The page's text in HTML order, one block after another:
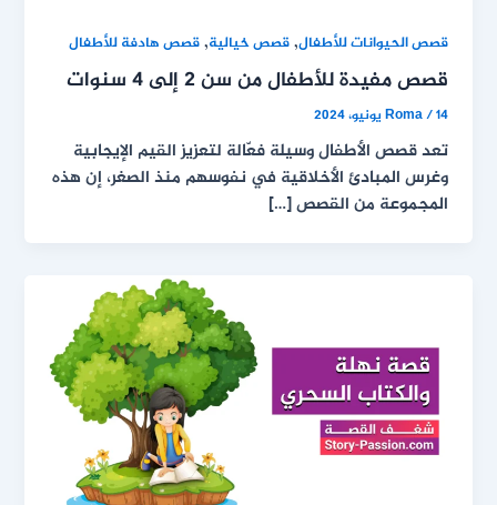
قصص الحيوانات للأطفال,قصص خيالية,قصص هادفة للأطفال
قصص مفيدة للأطفال من سن 2 إلى 4 سنوات
Roma/14 يونيو، 2024
تعد قصص الأطفال وسيلة فعّالة لتعزيز القيم الإيجابية
وغرس المبادئ الأخلاقية في نفوسهم منذ الصغر، إن هذه
المجموعة من القصص […]